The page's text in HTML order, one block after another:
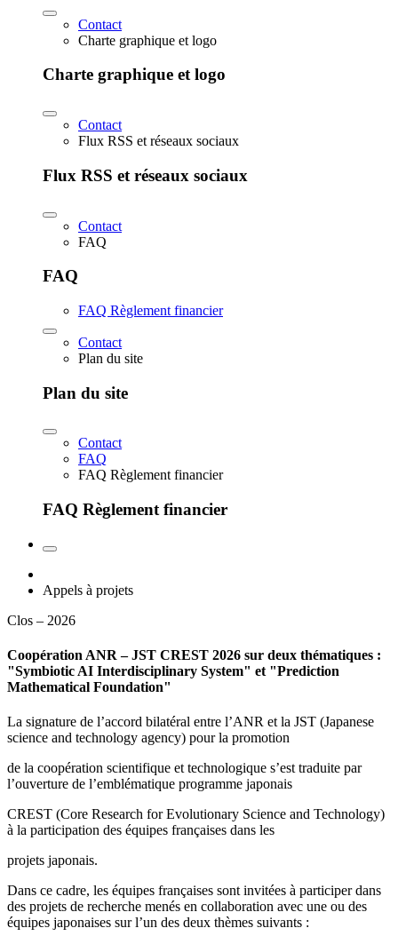
Contact
Charte graphique et logo
Charte graphique et logo
Contact
Flux RSS et réseaux sociaux
Flux RSS et réseaux sociaux
Contact
FAQ
FAQ
FAQ Règlement financier
Contact
Plan du site
Plan du site
Contact
FAQ
FAQ Règlement financier
FAQ Règlement financier
Appels à projets
Clos – 2026
Coopération ANR – JST CREST 2026 sur deux thématiques :
"Symbiotic AI Interdisciplinary System" et "Prediction
Mathematical Foundation"
La signature de l’accord bilatéral entre l’ANR et la JST (Japanese
science and technology agency) pour la promotion
de la coopération scientifique et technologique s’est traduite par
l’ouverture de l’emblématique programme japonais
CREST (Core Research for Evolutionary Science and Technology)
à la participation des équipes françaises dans les
projets japonais.
Dans ce cadre, les équipes françaises sont invitées à participer dans
des projets de recherche menés en collaboration avec une ou des
équipes japonaises sur l’un des deux thèmes suivants :